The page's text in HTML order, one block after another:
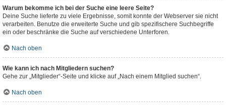
Warum bekomme ich bei der Suche eine leere Seite?
Deine Suche lieferte zu viele Ergebnisse, somit konnte der Webserver sie nicht
verarbeiten. Benutze die erweiterte Suche und gib spezifischere Suchbegriffe
ein oder beschränke die Suche auf verschiedene Unterforen.
Nach oben
Wie kann ich nach Mitgliedern suchen?
Gehe zur „Mitglieder“-Seite und klicke auf „Nach einem Mitglied suchen“.
Nach oben